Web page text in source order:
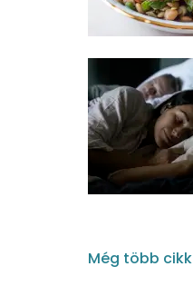
Még több cikk